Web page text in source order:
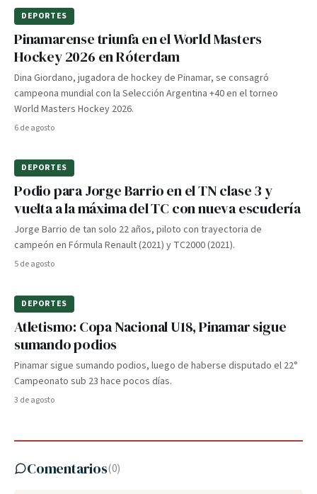
DEPORTES
Pinamarense triunfa en el World Masters
Hockey 2026 en Róterdam
Dina Giordano, jugadora de hockey de Pinamar, se consagró
campeona mundial con la Selección Argentina +40 en el torneo
World Masters Hockey 2026.
6 de agosto
DEPORTES
Podio para Jorge Barrio en el TN clase 3 y
vuelta a la máxima del TC con nueva escudería
Jorge Barrio de tan solo 22 años, piloto con trayectoria de
campeón en Fórmula Renault (2021) y TC2000 (2021).
5 de agosto
DEPORTES
Atletismo: Copa Nacional U18, Pinamar sigue
sumando podios
Pinamar sigue sumando podios, luego de haberse disputado el 22°
Campeonato sub 23 hace pocos días.
3 de agosto
Comentarios(0)